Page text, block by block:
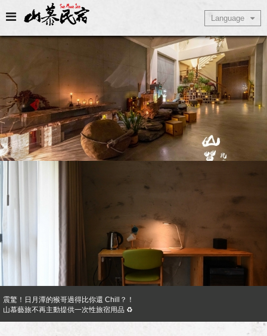
Language
Select Language
震驚！日月潭的猴哥過得比你還 Chill？！
山慕藝旅不再主動提供一次性旅宿用品 ♻︎
日月潭山慕民宿超挺你，官網訂房獨享優惠專案！！ Preferential Program that you